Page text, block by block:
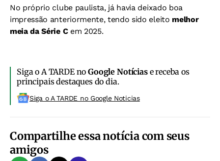
No próprio clube paulista, já havia deixado boa
impressão anteriormente, tendo sido eleito melhor
meia da Série C em 2025.
Siga o A TARDE noGoogle Notíciase receba os
principais destaques do dia.
Siga o A TARDE no Google Noticias
Compartilhe essa notícia com seus
amigos